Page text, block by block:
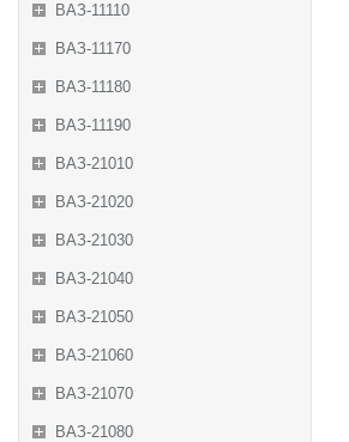
ВАЗ-11110
ВАЗ-11170
ВАЗ-11180
ВАЗ-11190
ВАЗ-21010
ВАЗ-21020
ВАЗ-21030
ВАЗ-21040
ВАЗ-21050
ВАЗ-21060
ВАЗ-21070
ВАЗ-21080